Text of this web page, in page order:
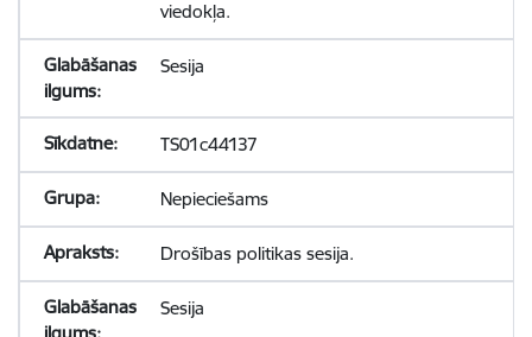
viedokļa.
Sesija
TS01c44137
Nepieciešams
Drošības politikas sesija.
Sesija